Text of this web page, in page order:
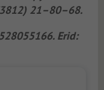
21–80–68.
Erid: